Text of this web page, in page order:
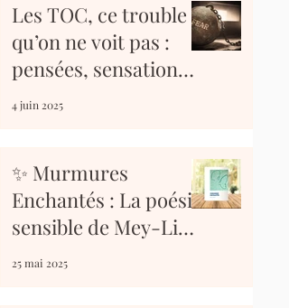
Les TOC, ce trouble
qu’on ne voit pas :
pensées, sensations,
et phobies
4 juin 2025
✨ Murmures
Enchantés : La poésie
sensible de Mey-Lie
Macchi ✨
25 mai 2025